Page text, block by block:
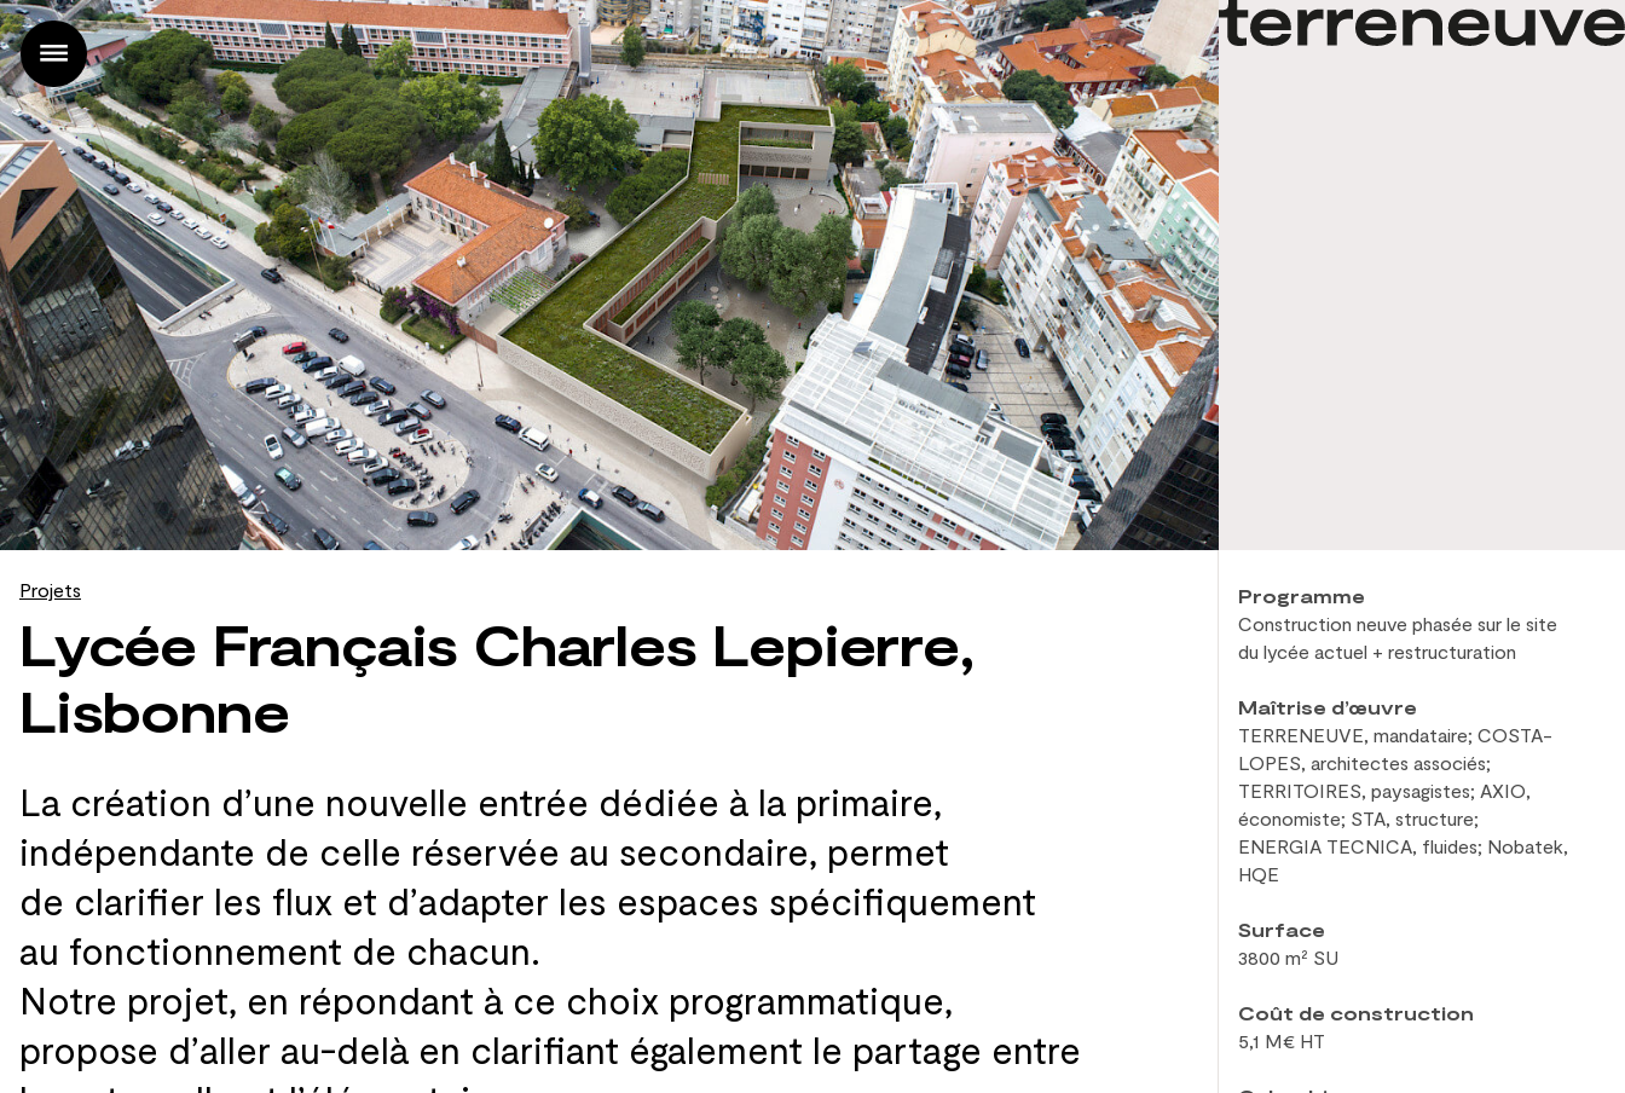
Accueil
Projets
Agence
Actualités
Contact
FR |
EN
Projets
Lycée Français Charles Lepierre,
Lisbonne
La création d’une nouvelle entrée dédiée à la primaire,
indépendante de celle réservée au secondaire, permet
de clarifier les flux et d’adapter les espaces spécifiquement
au fonctionnement de chacun.
Notre projet, en répondant à ce choix programmatique,
propose d’aller au-delà en clarifiant également le partage entre
Programme
Construction neuve phasée sur le site
du lycée actuel + restructuration
Maîtrise d’œuvre
TERRENEUVE, mandataire; COSTA-
LOPES, architectes associés;
TERRITOIRES, paysagistes; AXIO,
économiste; STA, structure;
ENERGIA TECNICA, fluides; Nobatek,
HQE
Surface
3800 m² SU
Coût de construction
5,1 M€ HT